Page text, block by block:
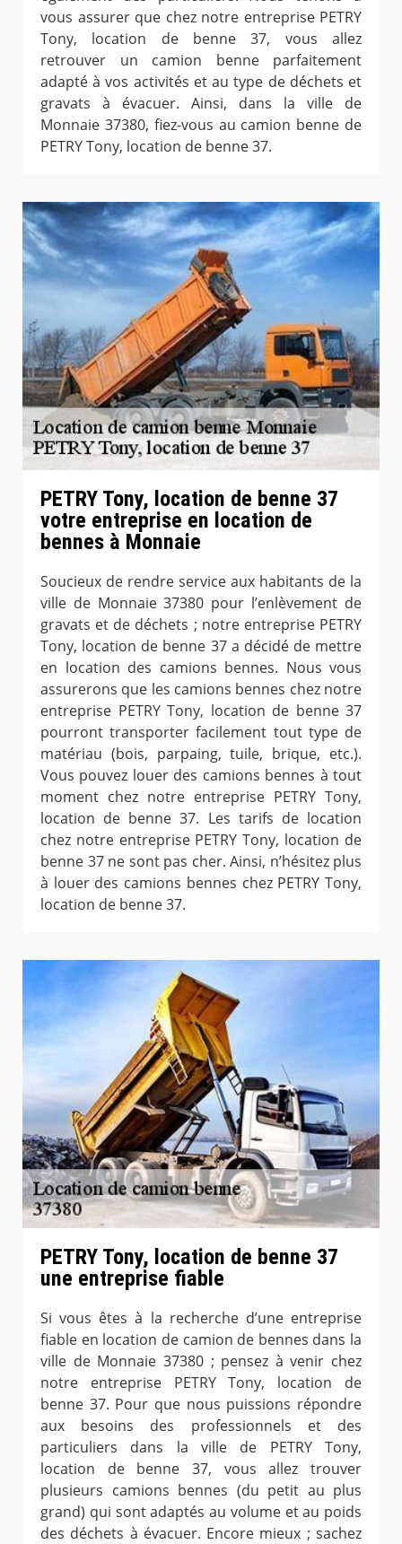
vous assurer que chez notre entreprise PETRY
Tony, location de benne 37, vous allez
retrouver un camion benne parfaitement
adapté à vos activités et au type de déchets et
gravats à évacuer. Ainsi, dans la ville de
Monnaie 37380, fiez-vous au camion benne de
PETRY Tony, location de benne 37.
PETRY Tony, location de benne 37
votre entreprise en location de
bennes à Monnaie
Soucieux de rendre service aux habitants de la
ville de Monnaie 37380 pour l’enlèvement de
gravats et de déchets ; notre entreprise PETRY
Tony, location de benne 37 a décidé de mettre
en location des camions bennes. Nous vous
assurerons que les camions bennes chez notre
entreprise PETRY Tony, location de benne 37
pourront transporter facilement tout type de
matériau (bois, parpaing, tuile, brique, etc.).
Vous pouvez louer des camions bennes à tout
moment chez notre entreprise PETRY Tony,
location de benne 37. Les tarifs de location
chez notre entreprise PETRY Tony, location de
benne 37 ne sont pas cher. Ainsi, n’hésitez plus
à louer des camions bennes chez PETRY Tony,
location de benne 37.
PETRY Tony, location de benne 37
une entreprise fiable
Si vous êtes à la recherche d’une entreprise
fiable en location de camion de bennes dans la
ville de Monnaie 37380 ; pensez à venir chez
notre entreprise PETRY Tony, location de
benne 37. Pour que nous puissions répondre
aux besoins des professionnels et des
particuliers dans la ville de PETRY Tony,
location de benne 37, vous allez trouver
plusieurs camions bennes (du petit au plus
grand) qui sont adaptés au volume et au poids
des déchets à évacuer. Encore mieux ; sachez